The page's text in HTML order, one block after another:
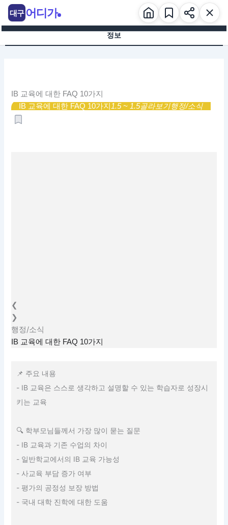
츠
정보
IB 교육에 대한 FAQ 10가지
IB 교육에 대한 FAQ 10가지1.5 ~ 1.5골라보기행정/소식
❮
❯
행정/소식
IB 교육에 대한 FAQ 10가지
📌 주요 내용
- IB 교육은 스스로 생각하고 설명할 수 있는 학습자로 성장시
키는 교육
🔍 학부모님들께서 가장 많이 묻는 질문
- IB 교육과 기존 수업의 차이
- 일반학교에서의 IB 교육 가능성
- 사교육 부담 증가 여부
- 평가의 공정성 보장 방법
- 국내 대학 진학에 대한 도움
대구 어디가